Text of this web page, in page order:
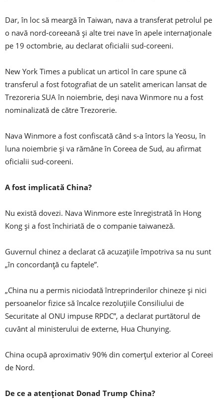
Dar, în loc să meargă în Taiwan, nava a transferat petrolul pe
o navă nord-coreeană și alte trei nave în apele internaționale
pe 19 octombrie, au declarat oficialii sud-coreeni.
New York Times a publicat un articol în care spune că
transferul a fost fotografiat de un satelit american lansat de
Trezoreria SUA în noiembrie, deși nava Winmore nu a fost
nominalizată de către Trezorerie.
Nava Winmore a fost confiscată când s-a întors la Yeosu, în
luna noiembrie și va rămâne în Coreea de Sud, au afirmat
oficialii sud-coreeni.
A fost implicată China?
Nu există dovezi. Nava Winmore este înregistrată în Hong
Kong și a fost închiriată de o companie taiwaneză.
Guvernul chinez a declarat că acuzațiile împotriva sa nu sunt
„în concordanță cu faptele”.
„China nu a permis niciodată întreprinderilor chineze și nici
persoanelor fizice să încalce rezoluțiile Consiliului de
Securitate al ONU impuse RPDC”, a declarat purtătorul de
cuvânt al ministerului de externe, Hua Chunying.
China ocupă aproximativ 90% din comerțul exterior al Coreei
de Nord.
De ce a atenționat Donad Trump China?